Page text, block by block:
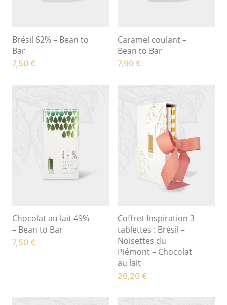
Brésil 62% – Bean to
Bar
7,50 €
Caramel coulant –
Bean to Bar
7,90 €
Chocolat au lait 49%
– Bean to Bar
7,50 €
Coffret Inspiration 3
tablettes : Brésil –
Noisettes du
Piémont – Chocolat
au lait
26,20 €